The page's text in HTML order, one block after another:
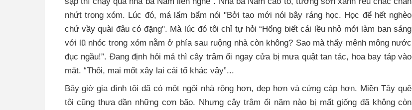
nhứt trong xóm. Lúc đó, má lẩm bẩm nói "Bởi tao mới nói bây ráng học. Học để hết nghèo
chứ vầy quài đâu có đặng". Mà lúc đó tôi chỉ tự hỏi “Hổng biết cái lều nhỏ mới làm ban sáng
với lũ nhóc trong xóm nằm ở phía sau ruộng nhà còn không? Sao mà thấy mênh mông nước
đục ngầu!”. Đang định hỏi má thì cây trâm ổi ngay cửa bị mưa quật tan tác, hoa bay táp vào
mặt. “Thôi, mai mốt xây lại cái tổ khác vậy”...
Bây giờ gia đình tôi đã có một ngôi nhà rộng hơn, đẹp hơn và cứng cáp hơn. Miền Tây quê
tôi cũng thưa dần những cơn bão. Nhưng cây trâm ổi năm nào bị mất giống đã không còn